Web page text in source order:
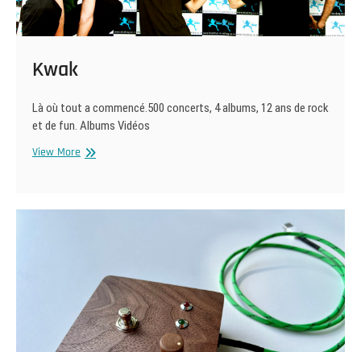
Kwak
Là où tout a commencé.500 concerts, 4 albums, 12 ans de rock
et de fun. Albums Vidéos
View MoreKwak